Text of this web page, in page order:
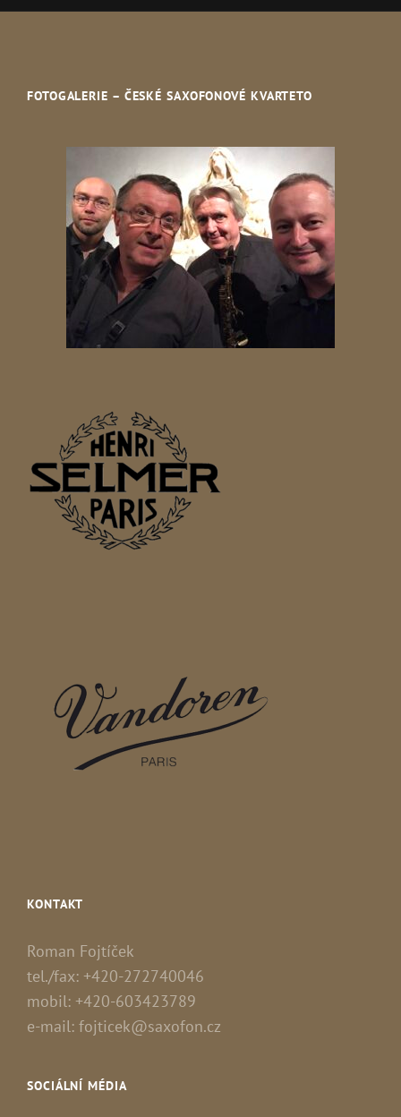
FOTOGALERIE – ČESKÉ SAXOFONOVÉ KVARTETO
KONTAKT
Roman Fojtíček
tel./fax: +420-272740046
mobil: +420-603423789
e-mail: fojticek@saxofon.cz
SOCIÁLNÍ MÉDIA